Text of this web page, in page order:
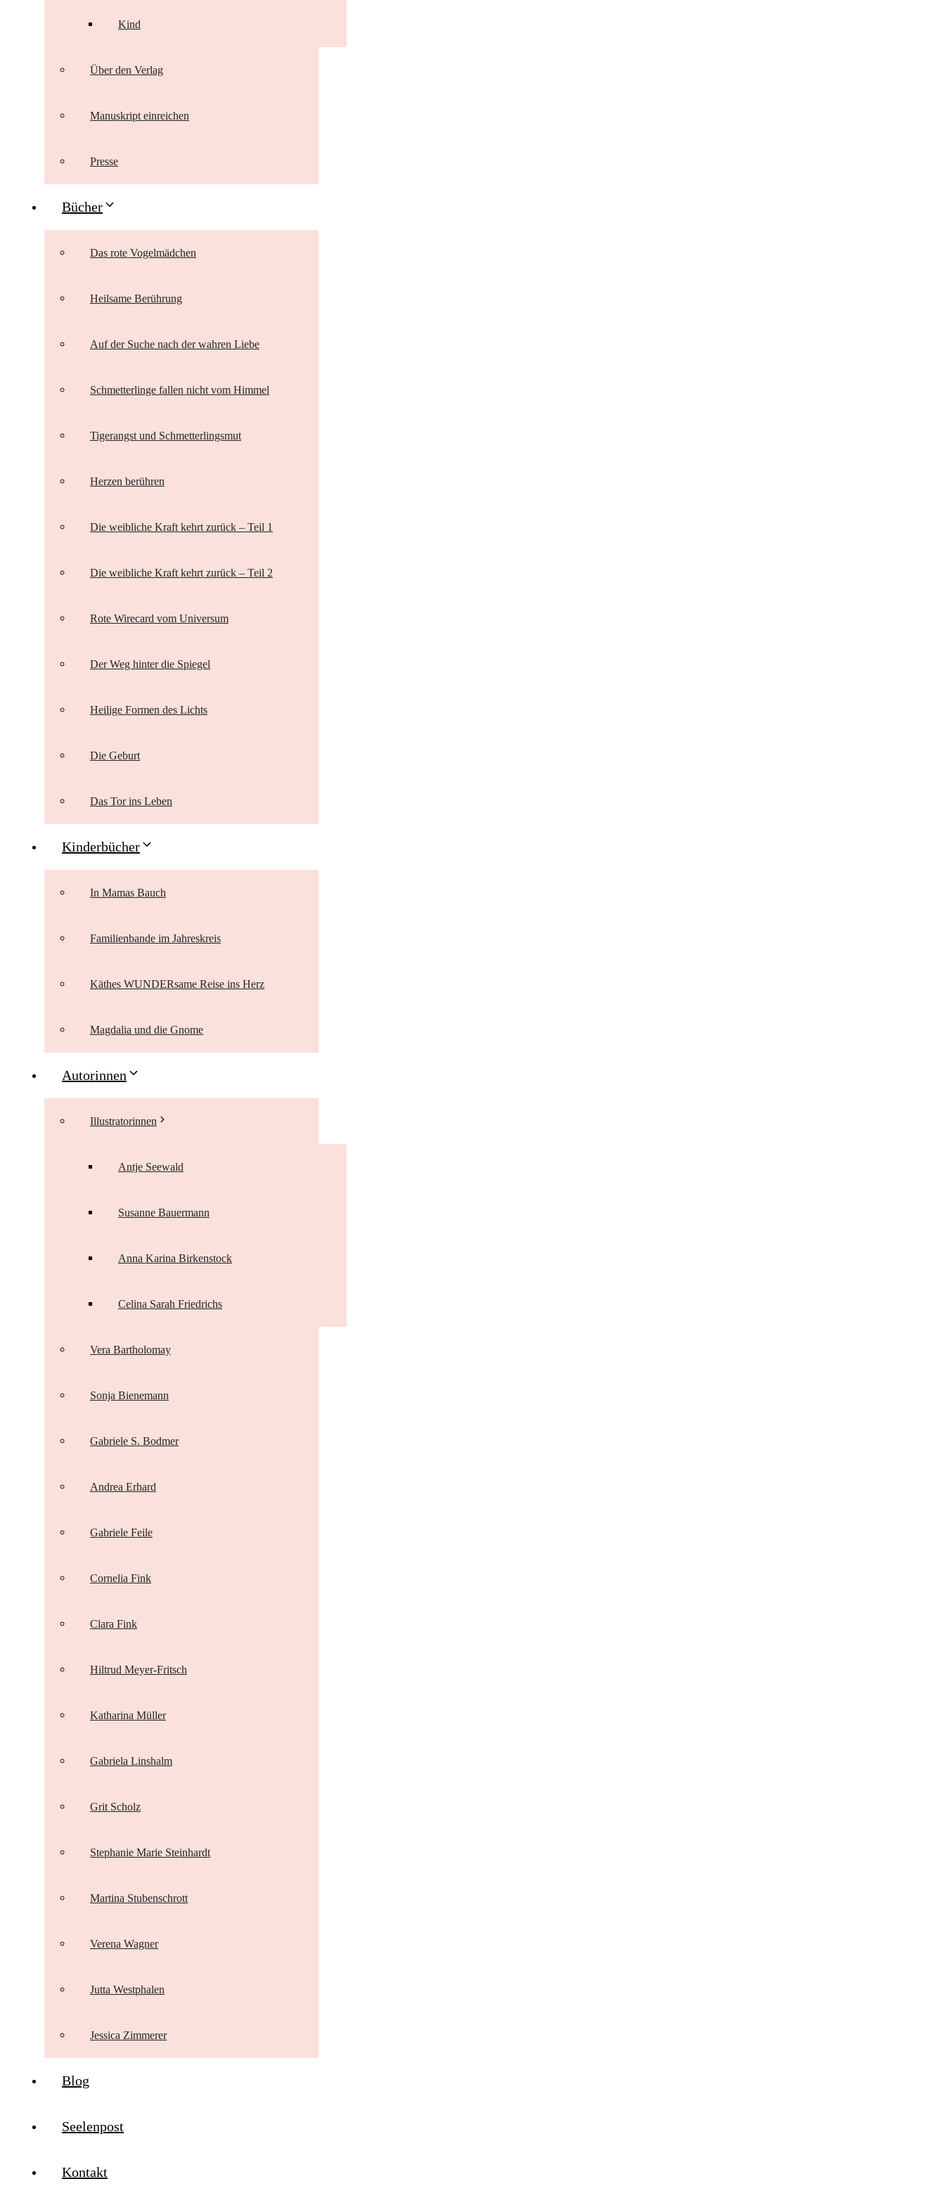
Kind
Über den Verlag
Manuskript einreichen
Presse
Bücher
Das rote Vogelmädchen
Heilsame Berührung
Auf der Suche nach der wahren Liebe
Schmetterlinge fallen nicht vom Himmel
Tigerangst und Schmetterlingsmut
Herzen berühren
Die weibliche Kraft kehrt zurück – Teil 1
Die weibliche Kraft kehrt zurück – Teil 2
Rote Wirecard vom Universum
Der Weg hinter die Spiegel
Heilige Formen des Lichts
Die Geburt
Das Tor ins Leben
Kinderbücher
In Mamas Bauch
Familienbande im Jahreskreis
Käthes WUNDERsame Reise ins Herz
Magdalia und die Gnome
Autorinnen
Illustratorinnen
Antje Seewald
Susanne Bauermann
Anna Karina Birkenstock
Celina Sarah Friedrichs
Vera Bartholomay
Sonja Bienemann
Gabriele S. Bodmer
Andrea Erhard
Gabriele Feile
Cornelia Fink
Clara Fink
Hiltrud Meyer-Fritsch
Katharina Müller
Gabriela Linshalm
Grit Scholz
Stephanie Marie Steinhardt
Martina Stubenschrott
Verena Wagner
Jutta Westphalen
Jessica Zimmerer
Blog
Seelenpost
Kontakt